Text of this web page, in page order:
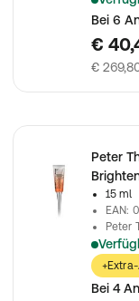
Bei 6
€
€
Peter
15 ml
EAN:
Peter
Peter
+Extra-
Bei 4